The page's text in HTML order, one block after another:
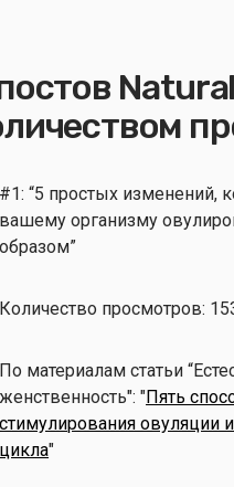
#1: “5 простых изменений,
вашему организму
образом”
Количество просмотров:
По материалам статьи
женственность": "Пять
стимулирования овуляции
цикла"